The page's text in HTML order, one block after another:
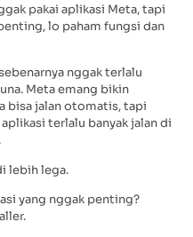
pakai aplikasi Meta, tapi
lo paham fungsi dan
nggak terlalu
Meta emang bikin
bisa jalan otomatis, tapi
terlalu banyak jalan di
lebih lega.
yang nggak penting?